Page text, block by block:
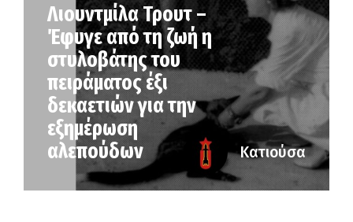
Λιουντμίλα Τρουτ –
Έφυγε από τη ζωή η
στυλοβάτης του
πειράματος έξι
δεκαετιών για την
εξημέρωση
αλεπούδων
Κατιούσα